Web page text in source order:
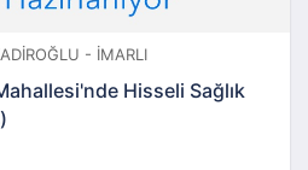
- İMARLI
Hisseli Sağlık